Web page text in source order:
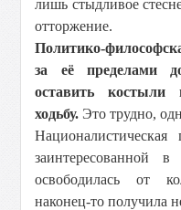
лишь стыдливое
отторжение.
Политико-
за её пределами
оставить костыли
ходьбу. Это трудно,
заинтересованной
освободилась от
наконец-то получила